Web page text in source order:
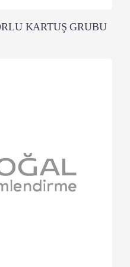
KARTUŞ GRUBU